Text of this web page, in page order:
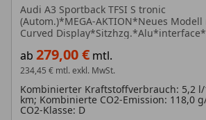
Audi A3 Sportback TFSI S tronic
(Autom.)*MEGA-AKTION*Neues
Curved Display*Sitzhzg.*Alu*interface*
ab 279,00 € mtl.
234,45 € mtl. exkl. MwSt.
Kombinierter Kraftstoffverbrauch: 5,2 l/
km; Kombinierte CO2-Emission: 118,0
CO2-Klasse: D